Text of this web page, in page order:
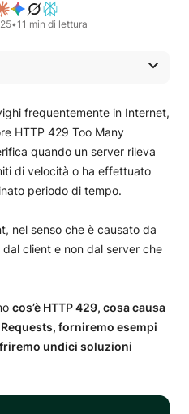
•11 min di lettura
HTTP 429?
429
429?
di contenuti (CDN)
lato client
predefinito
del server
e blocca gli indirizzi IP
tutti i plugin di WordPress
frequentemente in Internet,
HTTP 429 Too Many
quando un server rileva
di velocità o ha effettuato
periodo di tempo.
nel senso che è causato da
client e non dal server che
cos’è HTTP 429, cosa causa
Requests, forniremo esempi
undici soluzioni